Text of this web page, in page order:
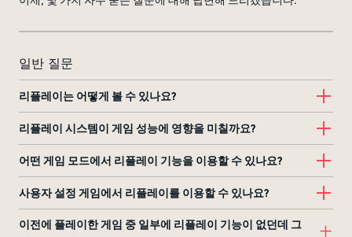
일반 질문
리플레이는 어떻게 볼 수 있나요?
리플레이 시스템이 게임 성능에 영향을 미칠까요?
어떤 게임 모드에서 리플레이 기능을 이용할 수 있나요?
사용자 설정 게임에서 리플레이를 이용할 수 있나요?
이전에 플레이한 게임 중 일부에 리플레이 기능이 없던데 그